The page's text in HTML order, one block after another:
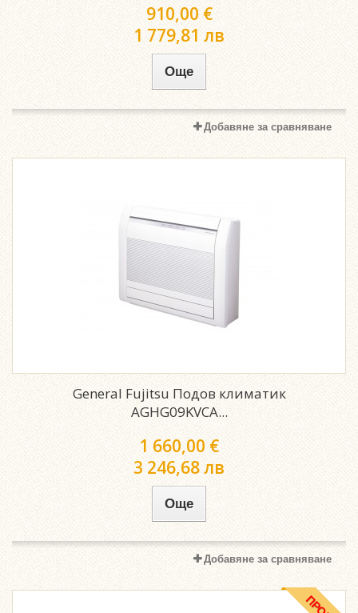
910,00 €
1 779,81 лв
Още
Добавяне за сравняване
General Fujitsu Подов климатик
AGHG09KVCA...
1 660,00 €
3 246,68 лв
Още
Добавяне за сравняване